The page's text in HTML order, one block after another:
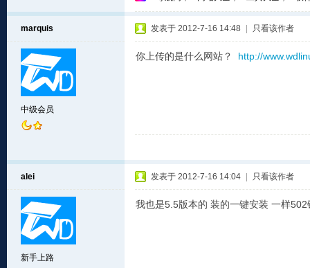
marquis
中级会员
发表于 2012-7-16 14:48 只看该作者
你上传的是什么网站？ http://
alei
新手上路
发表于 2012-7-16 14:04 只看该作者
我也是5.5版本的 装的一键安装 一样